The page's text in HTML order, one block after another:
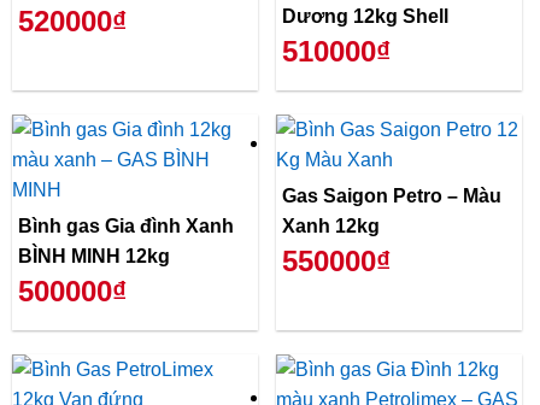
520000₫
Dương 12kg Shell
510000₫
Bình gas Gia đình Xanh
BÌNH MINH 12kg
500000₫
Gas Saigon Petro – Màu
Xanh 12kg
550000₫